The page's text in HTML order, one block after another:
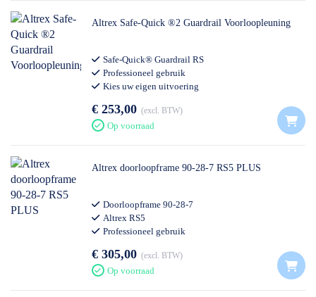
Altrex Safe-Quick ®2 Guardrail Voorloopleuning
Safe-Quick® Guardrail RS
Professioneel gebruik
Kies uw eigen uitvoering
€ 253,00 excl. BTW
Op voorraad
Altrex doorloopframe 90-28-7 RS5 PLUS
Doorloopframe 90-28-7
Altrex RS5
Professioneel gebruik
€ 305,00 excl. BTW
Op voorraad